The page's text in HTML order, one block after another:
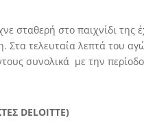
σταθερή στο παιχνίδι
Στα τελευταία λεπτά του
συνολικά με την
DELOITTE)